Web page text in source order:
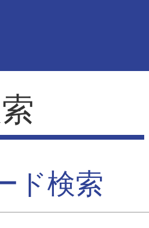
ド検索